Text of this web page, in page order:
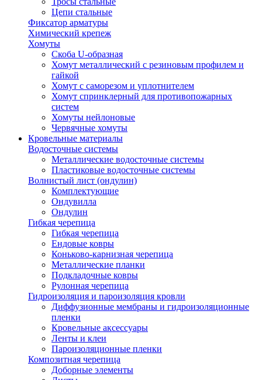
Цепи стальные
Фиксатор арматуры
Химический крепеж
Хомуты
Скоба U-образная
Хомут металлический с резиновым профилем и
гайкой
Хомут с саморезом и уплотнителем
Хомут спринклерный для противопожарных
систем
Хомуты нейлоновые
Червячные хомуты
Кровельные материалы
Водосточные системы
Металлические водосточные системы
Пластиковые водосточные системы
Волнистый лист (ондулин)
Комплектующие
Ондувилла
Ондулин
Гибкая черепица
Гибкая черепица
Ендовые ковры
Коньково-карнизная черепица
Металлические планки
Подкладочные ковры
Рулонная черепица
Гидроизоляция и пароизоляция кровли
Диффузионные мембраны и гидроизоляционные
пленки
Кровельные аксессуары
Ленты и клеи
Пароизоляционные пленки
Композитная черепица
Доборные элементы